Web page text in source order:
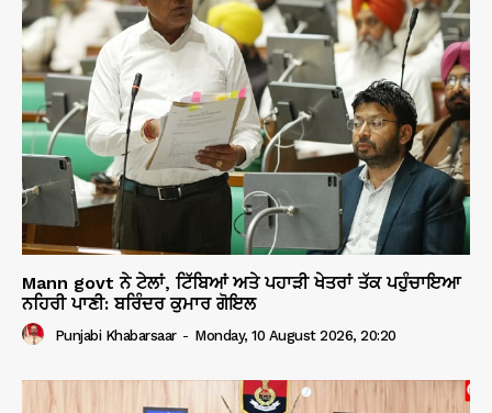
Mann govt ਨੇ ਟੇਲਾਂ, ਟਿੱਬਿਆਂ ਅਤੇ ਪਹਾੜੀ ਖੇਤਰਾਂ ਤੱਕ ਪਹੁੰਚਾਇਆ
ਨਹਿਰੀ ਪਾਣੀ: ਬਰਿੰਦਰ ਕੁਮਾਰ ਗੋਇਲ
Punjabi Khabarsaar - Monday, 10 August 2026, 20:20